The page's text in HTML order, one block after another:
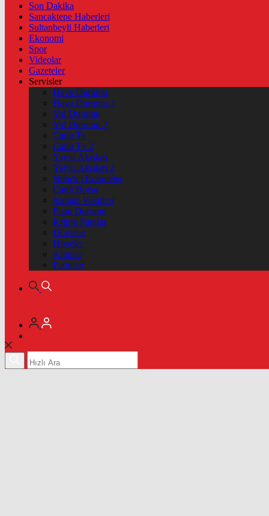
Son Dakika
Sancaktepe Haberleri
Sultanbeyli Haberleri
Ekonomi
Spor
Videolar
Gazeteler
Servisler
Hava Durumu
Hava Durumu 2
Yol Durumu
Yol Durumu 2
Canlı Tv
Canlı Tv 2
Yayın Akışları
Yayın Akışları 2
Nöbetçi Eczaneler
Canlı Borsa
Namaz Vakitleri
Puan Durumu
Kripto Paralar
Dövizler
Hisseler
Altınlar
Pariteler